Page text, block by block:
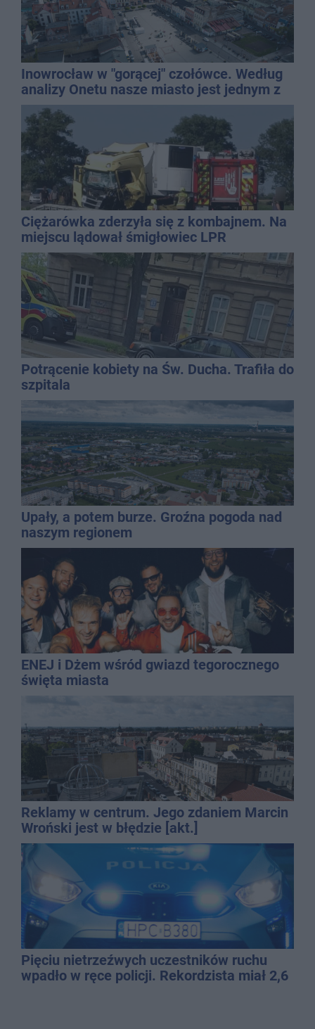
Inowrocław w "gorącej" czołówce. Według
analizy Onetu nasze miasto jest jednym z
najbardziej narażonych na upały
Ciężarówka zderzyła się z kombajnem. Na
miejscu lądował śmigłowiec LPR
Potrącenie kobiety na Św. Ducha. Trafiła do
szpitala
Upały, a potem burze. Groźna pogoda nad
naszym regionem
ENEJ i Dżem wśród gwiazd tegorocznego
święta miasta
Reklamy w centrum. Jego zdaniem Marcin
Wroński jest w błędzie [akt.]
Pięciu nietrzeźwych uczestników ruchu
wpadło w ręce policji. Rekordzista miał 2,6